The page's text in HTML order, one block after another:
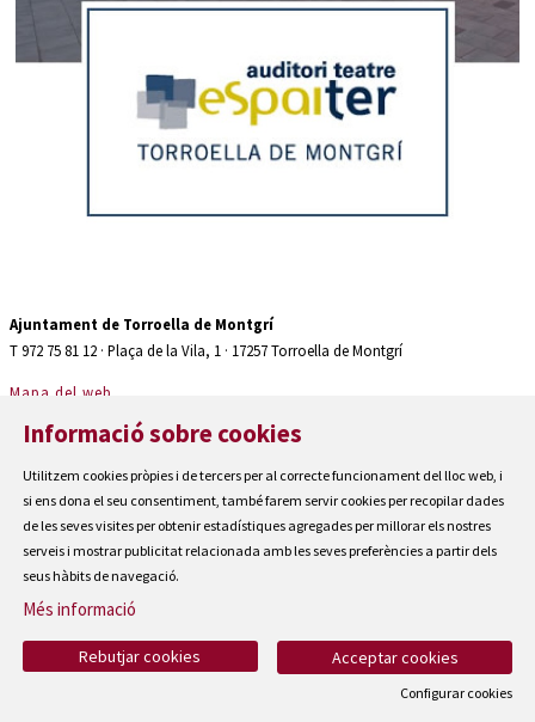
Ajuntament de Torroella de Montgrí
T 972 75 81 12 · Plaça de la Vila, 1 · 17257 Torroella de Montgrí
Mapa del web
Avís Legal
Cookies
Contactar
|
Accessibilitat
Informació sobre cookies
Utilitzem cookies pròpies i de tercers per al correcte funcionament del lloc web, i
si ens dona el seu consentiment, també farem servir cookies per recopilar dades
de les seves visites per obtenir estadístiques agregades per millorar els nostres
serveis i mostrar publicitat relacionada amb les seves preferències a partir dels
seus hàbits de navegació.
Més informació
Acceptar cookies
Rebutjar cookies
Configurar cookies